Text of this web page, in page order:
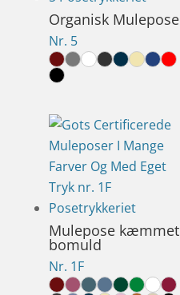
Organisk Mulepose
Nr. 5
Mulepose kæmmet
bomuld
Nr. 1F